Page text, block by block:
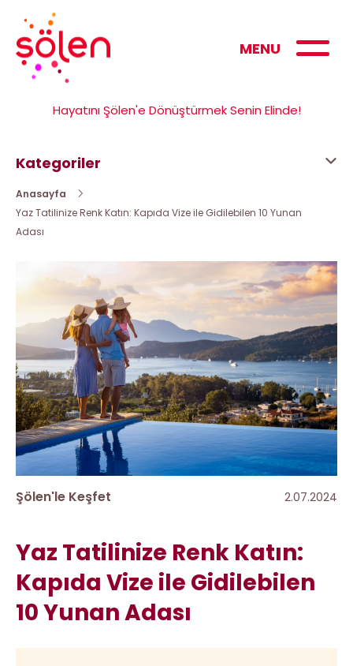
Hayatını Şölen'e Dönüştürmek Senin Elinde!
MENU
Kategoriler
Anasayfa
Yaz Tatilinize Renk Katın: Kapıda Vize ile Gidilebilen 10 Yunan
Adası
Şölen'le Keşfet 2.07.2024
Yaz Tatilinize Renk Katın:
Kapıda Vize ile Gidilebilen
10 Yunan Adası